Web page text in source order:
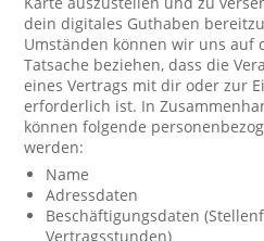
dein digitales Guthaben
Umständen können wir uns auf
Tatsache beziehen, dass die
eines Vertrags mit dir oder zur
erforderlich ist. In
können folgende
werden:
Name
Adressdaten
Beschäftigungsdaten
Vertragsstunden)